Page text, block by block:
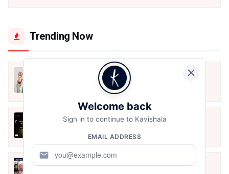
Trending Now
मैं शून्य पे सवार हूँ
अंतिम ऊँचाई - कुँवर नारायण | Stay Home
10 Greatest Hindi Poets Of India
Welcome back
Sign in to continue to Kavishala
EMAIL ADDRESS
mail